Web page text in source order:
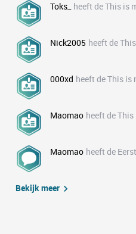
Toks_ heeft de This is
Nick2005 heeft de
000xd heeft de This is
Maomao heeft de
Maomao heeft de
Bekijk meer